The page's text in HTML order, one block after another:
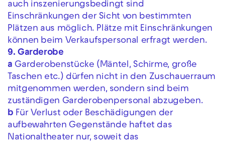
auch inszenierungsbedingt sind
Einschränkungen der Sicht von bestimmten
Plätzen aus möglich. Plätze mit Einschränkungen
können beim Verkaufspersonal erfragt werden.
9. Garderobe
a Garderobenstücke (Mäntel, Schirme, große
Taschen etc.) dürfen nicht in den Zuschauerraum
mitgenommen werden, sondern sind beim
zuständigen Garderobenpersonal abzugeben.
b Für Verlust oder Beschädigungen der
aufbewahrten Gegenstände haftet das
Nationaltheater nur, soweit das